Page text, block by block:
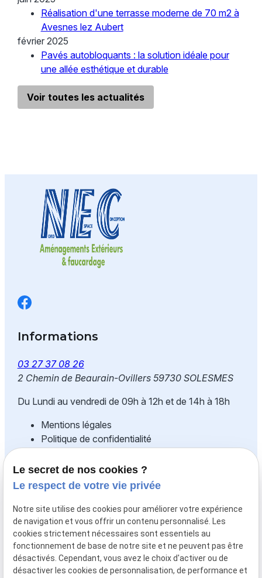
Réalisation d'une terrasse moderne de 70 m2 à
Avesnes lez Aubert
février 2025
Pavés autobloquants : la solution idéale pour
une allée esthétique et durable
Voir toutes les actualités
Informations
03 27 37 08 26
2 Chemin de Beaurain-Ovillers 59730 SOLESMES
Du Lundi au vendredi de 09h à 12h et de 14h à 18h
Mentions légales
Politique de confidentialité
Plan du site
Fonds européen agricole pour le
développement rural : l'Europe
s'investit dans les zones rurales
La SARL NORD ESPACE CONCEPTION est
cofinancée par l'Union Européenne à hauteur de
Le secret de nos cookies ?
Le respect de votre vie privée
Notre site utilise des cookies pour améliorer votre expérience
de navigation et vous offrir un contenu personnalisé. Les
cookies strictement nécessaires sont essentiels au
fonctionnement de base de notre site et ne peuvent pas être
désactivés. Cependant, vous avez le choix d'activer ou de
désactiver les cookies de personnalisation, de performance et